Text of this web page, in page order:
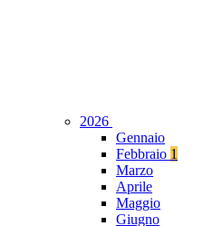
2026
Gennaio
Febbraio 1
Marzo
Aprile
Maggio
Giugno